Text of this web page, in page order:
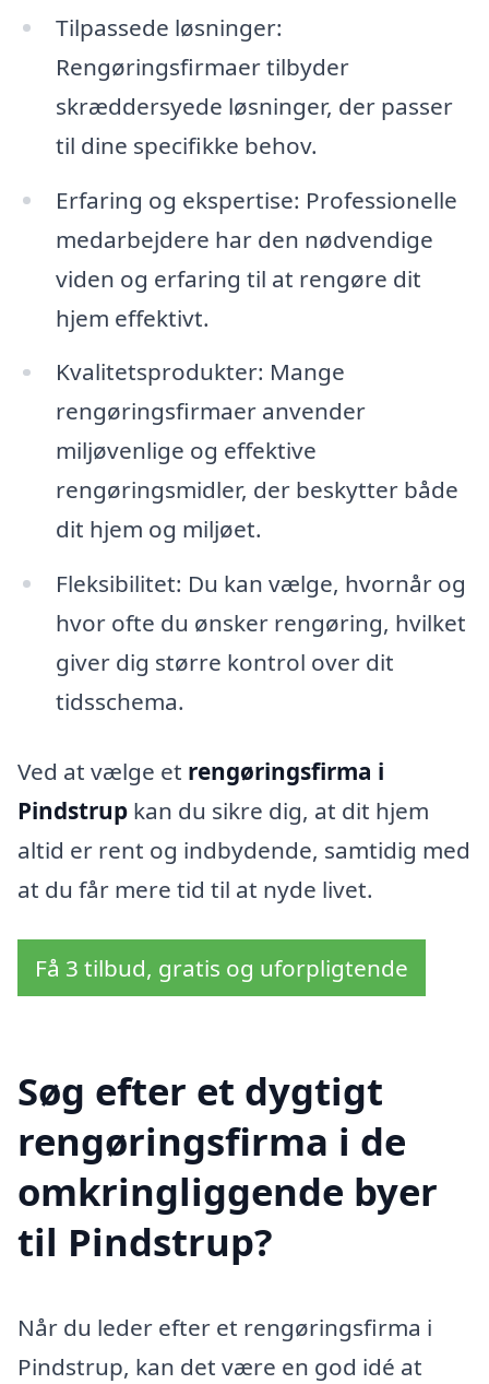
Tilpassede løsninger:
Rengøringsfirmaer tilbyder
skræddersyede løsninger, der passer
til dine specifikke behov.
Erfaring og ekspertise: Professionelle
medarbejdere har den nødvendige
viden og erfaring til at rengøre dit
hjem effektivt.
Kvalitetsprodukter: Mange
rengøringsfirmaer anvender
miljøvenlige og effektive
rengøringsmidler, der beskytter både
dit hjem og miljøet.
Fleksibilitet: Du kan vælge, hvornår og
hvor ofte du ønsker rengøring, hvilket
giver dig større kontrol over dit
tidsschema.
Ved at vælge et rengøringsfirma i
Pindstrup kan du sikre dig, at dit hjem
altid er rent og indbydende, samtidig med
at du får mere tid til at nyde livet.
Få 3 tilbud, gratis og uforpligtende
Søg efter et dygtigt
rengøringsfirma i de
omkringliggende byer
til Pindstrup?
Når du leder efter et rengøringsfirma i
Pindstrup, kan det være en god idé at